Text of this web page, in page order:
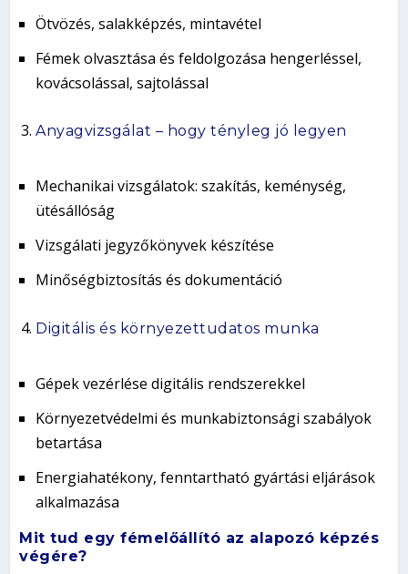
Ötvözés, salakképzés, mintavétel
Fémek olvasztása és feldolgozása hengerléssel,
kovácsolással, sajtolással
Anyagvizsgálat – hogy tényleg jó legyen
Mechanikai vizsgálatok: szakítás, keménység,
ütésállóság
Vizsgálati jegyzőkönyvek készítése
Minőségbiztosítás és dokumentáció
Digitális és környezettudatos munka
Gépek vezérlése digitális rendszerekkel
Környezetvédelmi és munkabiztonsági szabályok
betartása
Energiahatékony, fenntartható gyártási eljárások
alkalmazása
Mit tud egy fémelőállító az alapozó képzés
végére?